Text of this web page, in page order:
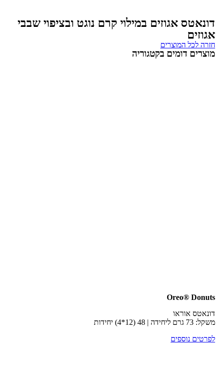
אגוזים במילוי קרם נוגט ובציפוי שבבי
המוצרים
דומים בקטגוריה
Oreo®
אוראו
נוספים